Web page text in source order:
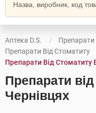
Аптека D.S.
Препарати
Препарати Від Стоматиту
Препарати Від Стоматиту
Препарати
Чернівцях